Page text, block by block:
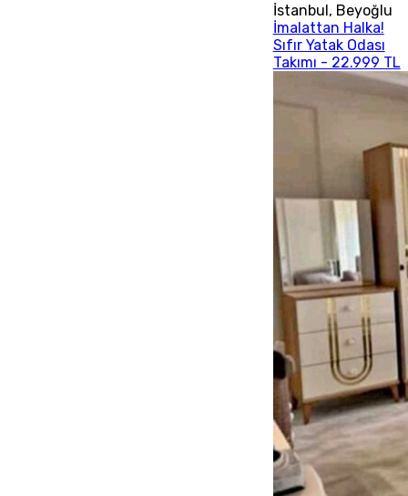
İstanbul, Beyoğlu
İmalattan Halka!
Sıfır Yatak Odası
Takımı - 22.999 TL